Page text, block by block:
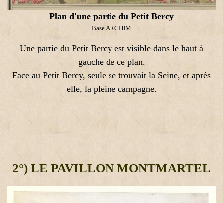
Plan d'une partie du Petit Bercy
Base ARCHIM
Une partie du Petit Bercy est visible dans le haut à
gauche de ce plan.
Face au Petit Bercy, seule se trouvait la Seine, et après
elle, la pleine campagne.
2°) LE PAVILLON MONTMARTEL